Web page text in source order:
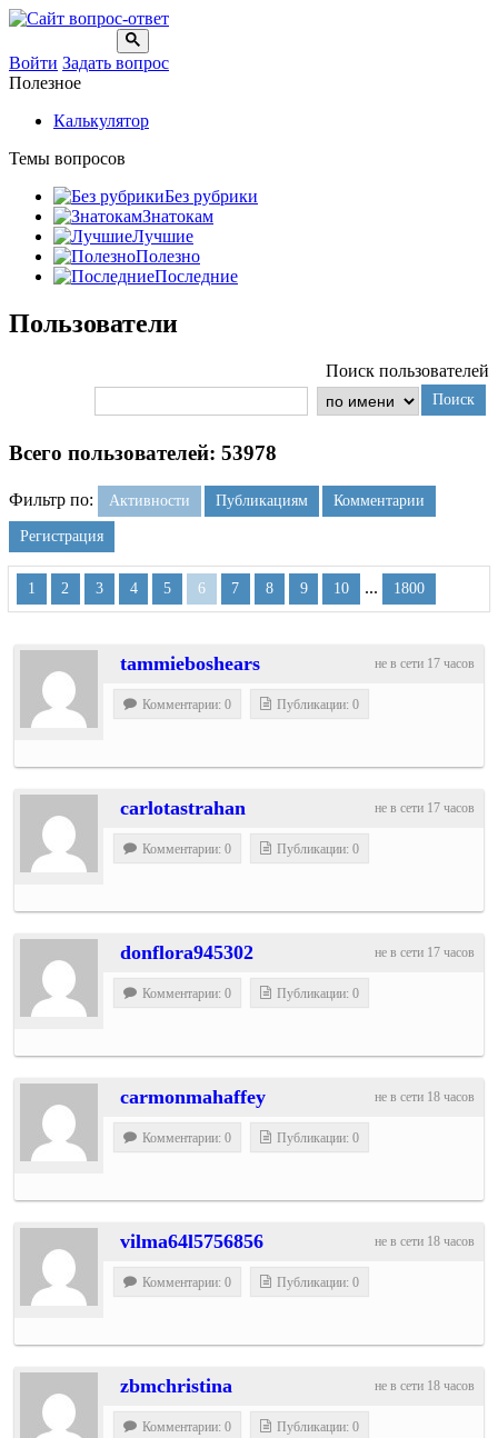
Войти Задать вопрос
Полезное
Калькулятор
Темы вопросов
Без рубрики
Знатокам
Лучшие
Полезно
Последние
Пользователи
Поиск пользователей
Поиск
Всего пользователей: 53978
Фильтр по: Активности Публикациям Комментарии
Регистрация
1 2 3 4 5 6 7 8 9 10 ... 1800
не в сети 17 часов
tammieboshears
Комментарии: 0 Публикации: 0
не в сети 17 часов
carlotastrahan
Комментарии: 0 Публикации: 0
не в сети 17 часов
donflora945302
Комментарии: 0 Публикации: 0
не в сети 18 часов
carmonmahaffey
Комментарии: 0 Публикации: 0
не в сети 18 часов
vilma64l5756856
Комментарии: 0 Публикации: 0
не в сети 18 часов
zbmchristina
Комментарии: 0 Публикации: 0